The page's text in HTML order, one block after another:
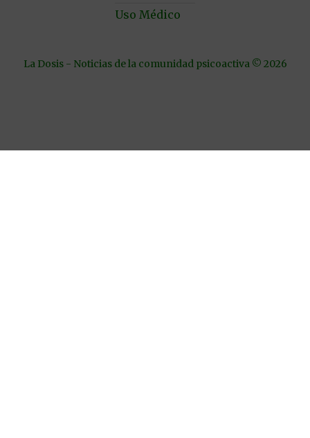
Uso Médico
La Dosis - Noticias de la comunidad psicoactiva © 2026